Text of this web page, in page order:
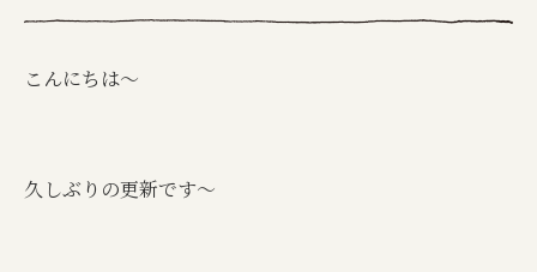
こんにちは～
久しぶりの更新です～